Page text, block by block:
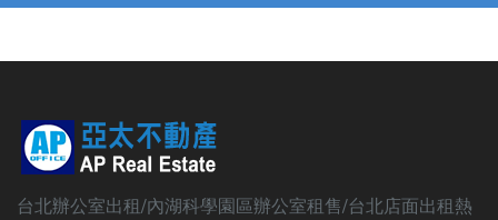
台北辦公室出租/內湖科學園區辦公室租售/台北店面出租熱